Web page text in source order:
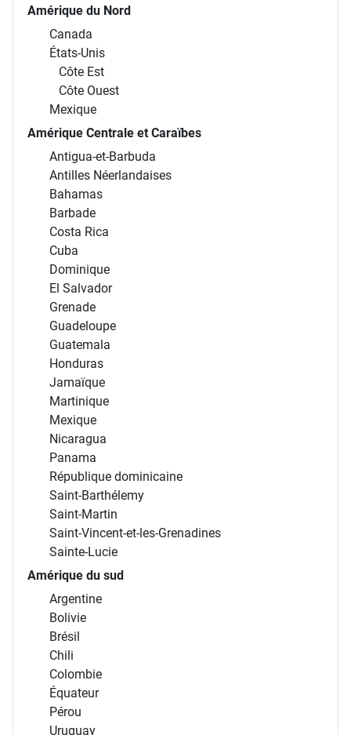
Amérique du Nord
Canada
États-Unis
Côte Est
Côte Ouest
Mexique
Amérique Centrale et Caraïbes
Antigua-et-Barbuda
Antilles Néerlandaises
Bahamas
Barbade
Costa Rica
Cuba
Dominique
El Salvador
Grenade
Guadeloupe
Guatemala
Honduras
Jamaïque
Martinique
Mexique
Nicaragua
Panama
République dominicaine
Saint-Barthélemy
Saint-Martin
Saint-Vincent-et-les-Grenadines
Sainte-Lucie
Amérique du sud
Argentine
Bolivie
Brésil
Chili
Colombie
Équateur
Pérou
Uruguay